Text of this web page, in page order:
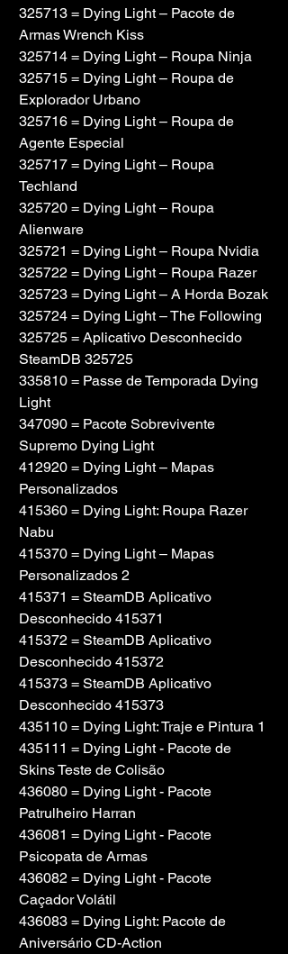
325713 = Dying Light – Pacote de
Armas Wrench Kiss
325714 = Dying Light – Roupa Ninja
325715 = Dying Light – Roupa de
Explorador Urbano
325716 = Dying Light – Roupa de
Agente Especial
325717 = Dying Light – Roupa
Techland
325720 = Dying Light – Roupa
Alienware
325721 = Dying Light – Roupa Nvidia
325722 = Dying Light – Roupa Razer
325723 = Dying Light – A Horda Bozak
325724 = Dying Light – The Following
325725 = Aplicativo Desconhecido
SteamDB 325725
335810 = Passe de Temporada Dying
Light
347090 = Pacote Sobrevivente
Supremo Dying Light
412920 = Dying Light – Mapas
Personalizados
415360 = Dying Light: Roupa Razer
Nabu
415370 = Dying Light – Mapas
Personalizados 2
415371 = SteamDB Aplicativo
Desconhecido 415371
415372 = SteamDB Aplicativo
Desconhecido 415372
415373 = SteamDB Aplicativo
Desconhecido 415373
435110 = Dying Light: Traje e Pintura 1
435111 = Dying Light - Pacote de
Skins Teste de Colisão
436080 = Dying Light - Pacote
Patrulheiro Harran
436081 = Dying Light - Pacote
Psicopata de Armas
436082 = Dying Light - Pacote
Caçador Volátil
436083 = Dying Light: Pacote de
Aniversário CD-Action